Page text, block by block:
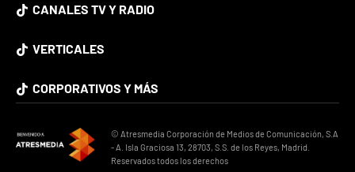
CANALES TV Y RADIO
VERTICALES
CORPORATIVOS Y MÁS
© Atresmedia Corporación de Medios de Comunicación, S.A
- A. Isla Graciosa 13, 28703, S.S. de los Reyes, Madrid.
Reservados todos los derechos